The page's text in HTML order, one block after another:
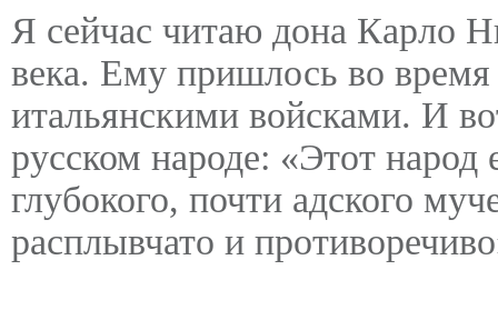
Я сейчас читаю дона Карло
века. Ему пришлось во
итальянскими войсками. И
русском народе: «Этот народ
глубокого, почти адского
расплывчато и